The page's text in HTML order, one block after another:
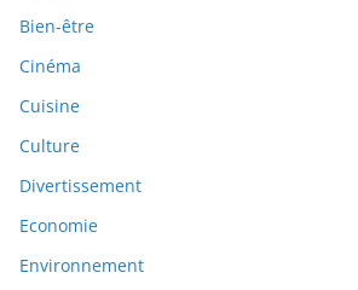
Bien-être
Cinéma
Cuisine
Culture
Divertissement
Economie
Environnement